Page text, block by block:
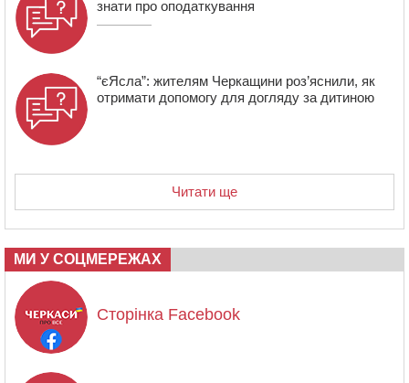
знати про оподаткування
“єЯсла”: жителям Черкащини роз’яснили, як
отримати допомогу для догляду за дитиною
Читати ще
МИ У СОЦМЕРЕЖАХ
Сторінка Facebook